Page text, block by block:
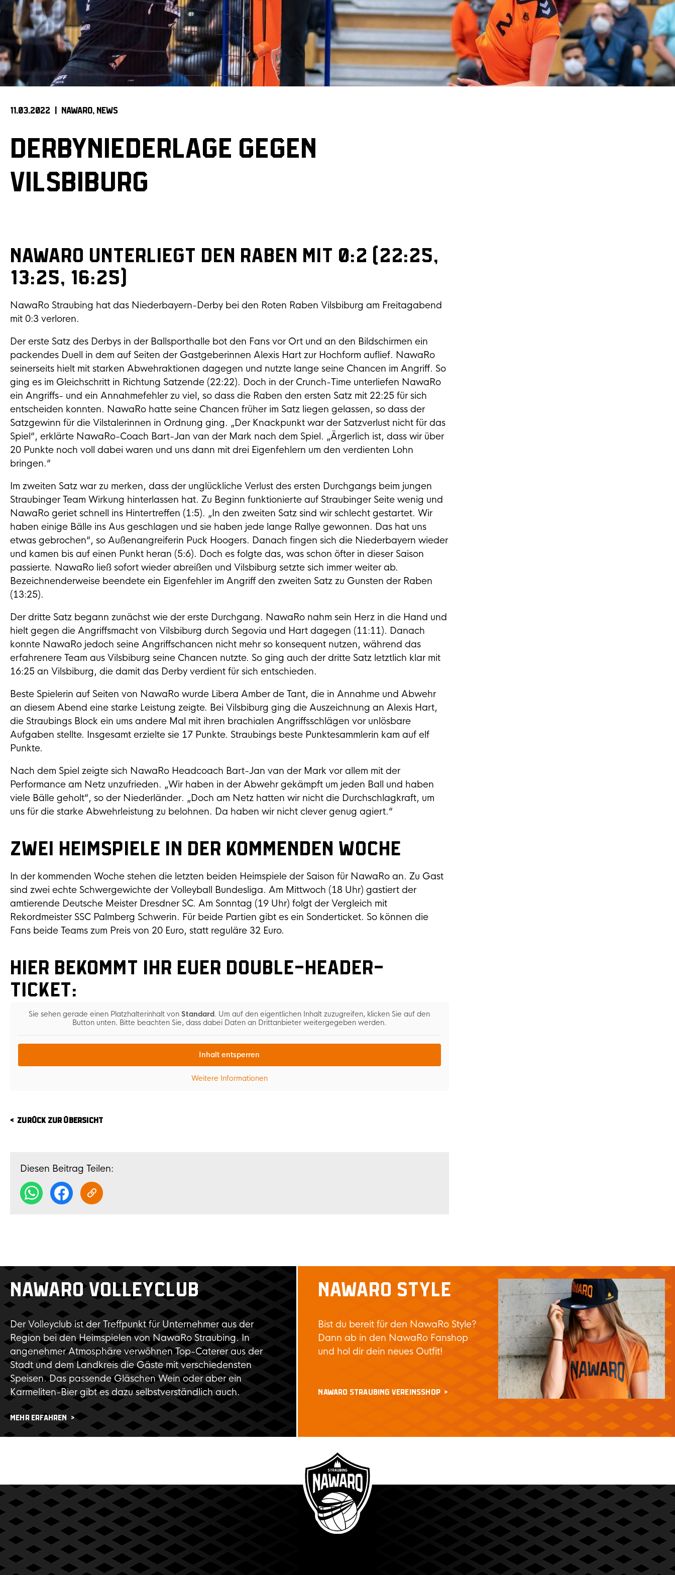
11.03.2022 | NAWARO NEWS
DERBYNIEDERLAGE GEGEN
VILSBIBURG
NawaRo unterliegt den Raben mit 0:2 (22:25,
13:25, 16:25)
NawaRo Straubing hat das Niederbayern-Derby bei den Roten Raben Vilsbiburg am Freitagabend
mit 0:3 verloren.
Der erste Satz des Derbys in der Ballsporthalle bot den Fans vor Ort und an den Bildschirmen ein
packendes Duell in dem auf Seiten der Gastgeberinnen Alexis Hart zur Hochform auflief. NawaRo
seinerseits hielt mit starken Abwehraktionen dagegen und nutzte lange seine Chancen im Angriff. So
ging es im Gleichschritt in Richtung Satzende (22:22). Doch in der Crunch-Time unterliefen NawaRo
ein Angriffs- und ein Annahmefehler zu viel, so dass die Raben den ersten Satz mit 22:25 für sich
entscheiden konnten. NawaRo hatte seine Chancen früher im Satz liegen gelassen, so dass der
Satzgewinn für die Vilstalerinnen in Ordnung ging. „Der Knackpunkt war der Satzverlust nicht für das
Spiel“, erklärte NawaRo-Coach Bart-Jan van der Mark nach dem Spiel. „Ärgerlich ist, dass wir über
20 Punkte noch voll dabei waren und uns dann mit drei Eigenfehlern um den verdienten Lohn
bringen.“
Im zweiten Satz war zu merken, dass der unglückliche Verlust des ersten Durchgangs beim jungen
Straubinger Team Wirkung hinterlassen hat. Zu Beginn funktionierte auf Straubinger Seite wenig und
NawaRo geriet schnell ins Hintertreffen (1:5). „In den zweiten Satz sind wir schlecht gestartet. Wir
haben einige Bälle ins Aus geschlagen und sie haben jede lange Rallye gewonnen. Das hat uns
etwas gebrochen“, so Außenangreiferin Puck Hoogers. Danach fingen sich die Niederbayern wieder
und kamen bis auf einen Punkt heran (5:6). Doch es folgte das, was schon öfter in dieser Saison
passierte. NawaRo ließ sofort wieder abreißen und Vilsbiburg setzte sich immer weiter ab.
Bezeichnenderweise beendete ein Eigenfehler im Angriff den zweiten Satz zu Gunsten der Raben
(13:25).
Der dritte Satz begann zunächst wie der erste Durchgang. NawaRo nahm sein Herz in die Hand und
hielt gegen die Angriffsmacht von Vilsbiburg durch Segovia und Hart dagegen (11:11). Danach
konnte NawaRo jedoch seine Angriffschancen nicht mehr so konsequent nutzen, während das
erfahrenere Team aus Vilsbiburg seine Chancen nutzte. So ging auch der dritte Satz letztlich klar mit
16:25 an Vilsbiburg, die damit das Derby verdient für sich entschieden.
Beste Spielerin auf Seiten von NawaRo wurde Libera Amber de Tant, die in Annahme und Abwehr
an diesem Abend eine starke Leistung zeigte. Bei Vilsbiburg ging die Auszeichnung an Alexis Hart,
die Straubings Block ein ums andere Mal mit ihren brachialen Angriffsschlägen vor unlösbare
Aufgaben stellte. Insgesamt erzielte sie 17 Punkte. Straubings beste Punktesammlerin kam auf elf
Punkte.
Nach dem Spiel zeigte sich NawaRo Headcoach Bart-Jan van der Mark vor allem mit der
Performance am Netz unzufrieden. „Wir haben in der Abwehr gekämpft um jeden Ball und haben
viele Bälle geholt“, so der Niederländer. „Doch am Netz hatten wir nicht die Durchschlagkraft, um
uns für die starke Abwehrleistung zu belohnen. Da haben wir nicht clever genug agiert.“
Zwei Heimspiele in der kommenden Woche
In der kommenden Woche stehen die letzten beiden Heimspiele der Saison für NawaRo an. Zu Gast
sind zwei echte Schwergewichte der Volleyball Bundesliga. Am Mittwoch (18 Uhr) gastiert der
amtierende Deutsche Meister Dresdner SC. Am Sonntag (19 Uhr) folgt der Vergleich mit
Rekordmeister SSC Palmberg Schwerin. Für beide Partien gibt es ein Sonderticket. So können die
Fans beide Teams zum Preis von 20 Euro, statt reguläre 32 Euro.
Hier bekommt ihr euer Double-Header-
Ticket:
Sie sehen gerade einen Platzhalterinhalt vonStandard. Um auf den eigentlichen Inhalt zuzugreifen, klicken Sie auf den
Button unten. Bitte beachten Sie, dass dabei Daten an Drittanbieter weitergegeben werden.
Inhalt entsperren
Weitere Informationen
ZURÜCK ZUR ÜBERSICHT
Diesen Beitrag Teilen:
NAWARO VOLLEYCLUB
Der Volleyclub ist der Treffpunkt für Unternehmer aus der
Region bei den Heimspielen von NawaRo Straubing. In
angenehmer Atmosphäre verwöhnen Top-Caterer aus der
Stadt und dem Landkreis die Gäste mit verschiedensten
Speisen. Das passende Gläschen Wein oder aber ein
Karmeliten-Bier gibt es dazu selbstverständlich auch.
MEHR ERFAHREN
NAWARO STYLE
Bist du bereit für den NawaRo Style?
Dann ab in den NawaRo Fanshop
und hol dir dein neues Outfit!
NAWARO STRAUBING VEREINSSHOP